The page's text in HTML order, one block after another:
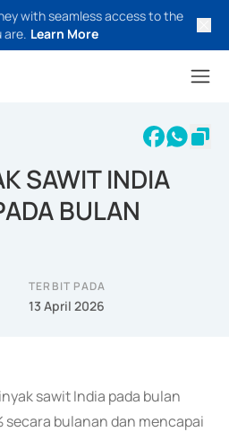
with seamless access to the
are. Learn More
SAWIT INDIA
BULAN
TERBIT PADA
13 April 2026
sawit India pada bulan
secara bulanan dan mencapai